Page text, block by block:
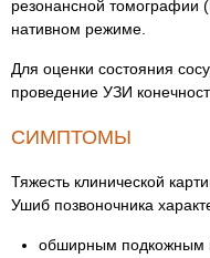
резонансной томографии
нативном режиме.
Для оценки состояния
проведение УЗИ
СИМПТОМЫ
Тяжесть клинической
Ушиб позвоночника
обширным подкожным